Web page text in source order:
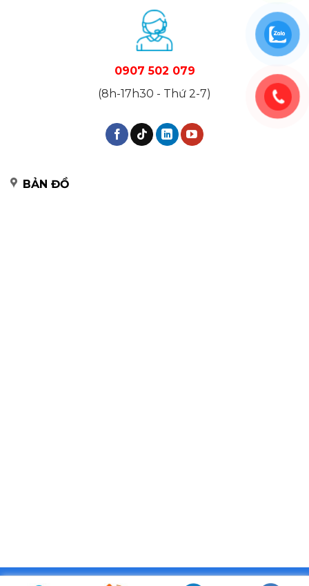
0907 502 079
(8h-17h30 - Thứ 2-7)
BẢN ĐỒ